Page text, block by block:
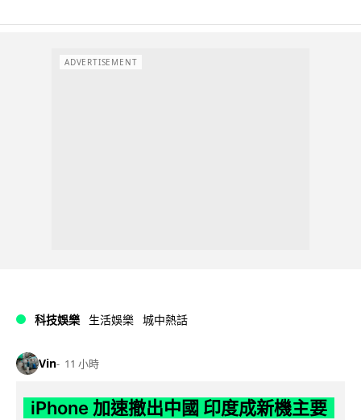
ADVERTISEMENT
科技娛樂 生活娛樂 城中熱話
Vin 11 小時
iPhone 加速撤出中國 印度成新機主要